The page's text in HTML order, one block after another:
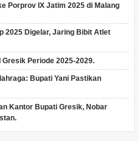
Porprov IX Jatim 2025 di Malang
2025 Digelar, Jaring Bibit Atlet
Periode 2025-2029.
Bupati Yani Pastikan
Kantor Bupati Gresik, Nobar